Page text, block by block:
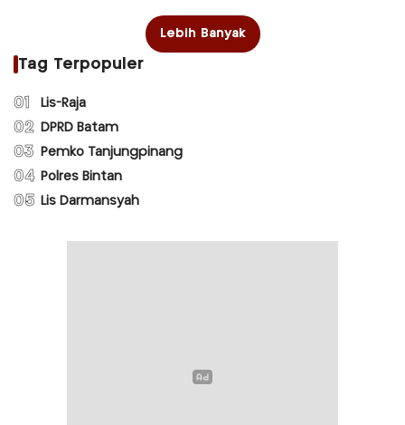
Lebih Banyak
Tag Terpopuler
01 Lis-Raja
02 DPRD Batam
03 Pemko Tanjungpinang
04 Polres Bintan
05 Lis Darmansyah